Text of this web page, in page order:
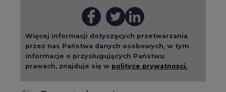
Więcej informacji dotyczących przetwarzania
przez nas Państwa danych osobowych, w tym
informacje o przysługujących Państwu
prawach, znajduje się w polityce prywatności.